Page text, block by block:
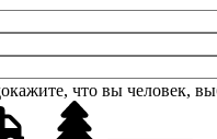
что вы человек,